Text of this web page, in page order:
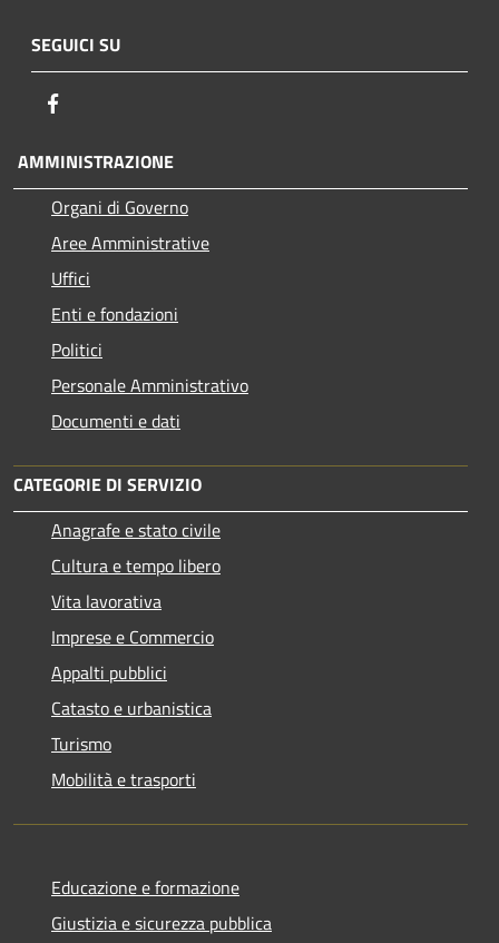
SEGUICI SU
AMMINISTRAZIONE
Organi di Governo
Aree Amministrative
Uffici
Enti e fondazioni
Politici
Personale Amministrativo
Documenti e dati
CATEGORIE DI SERVIZIO
Anagrafe e stato civile
Cultura e tempo libero
Vita lavorativa
Imprese e Commercio
Appalti pubblici
Catasto e urbanistica
Turismo
Mobilità e trasporti
Educazione e formazione
Giustizia e sicurezza pubblica